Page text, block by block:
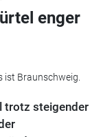
enger
ist Braunschweig.
trotz steigender